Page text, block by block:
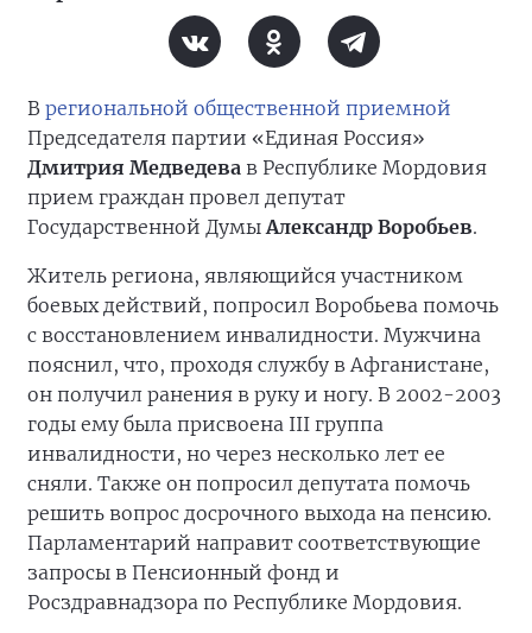
В региональной общественной приемной
Председателя партии «Единая Россия»
Дмитрия Медведева в Республике Мордовия
прием граждан провел депутат
Государственной ДумыАлександр Воробьев.
Житель региона, являющийся участником
боевых действий, попросил Воробьева помочь
с восстановлением инвалидности. Мужчина
пояснил, что, проходя службу в Афганистане,
он получил ранения в руку и ногу. В 2002-2003
годы ему была присвоена III группа
инвалидности, но через несколько лет ее
сняли. Также он попросил депутата помочь
решить вопрос досрочного выхода на пенсию.
Парламентарий направит соответствующие
запросы в Пенсионный фонд и
Росздравнадзора по Республике Мордовия.